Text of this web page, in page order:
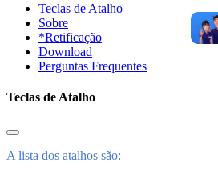
Teclas de Atalho
Sobre
*Retificação
Download
Perguntas Frequentes
Teclas de Atalho
A lista dos atalhos são: